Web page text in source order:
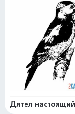
Дятел настоящий